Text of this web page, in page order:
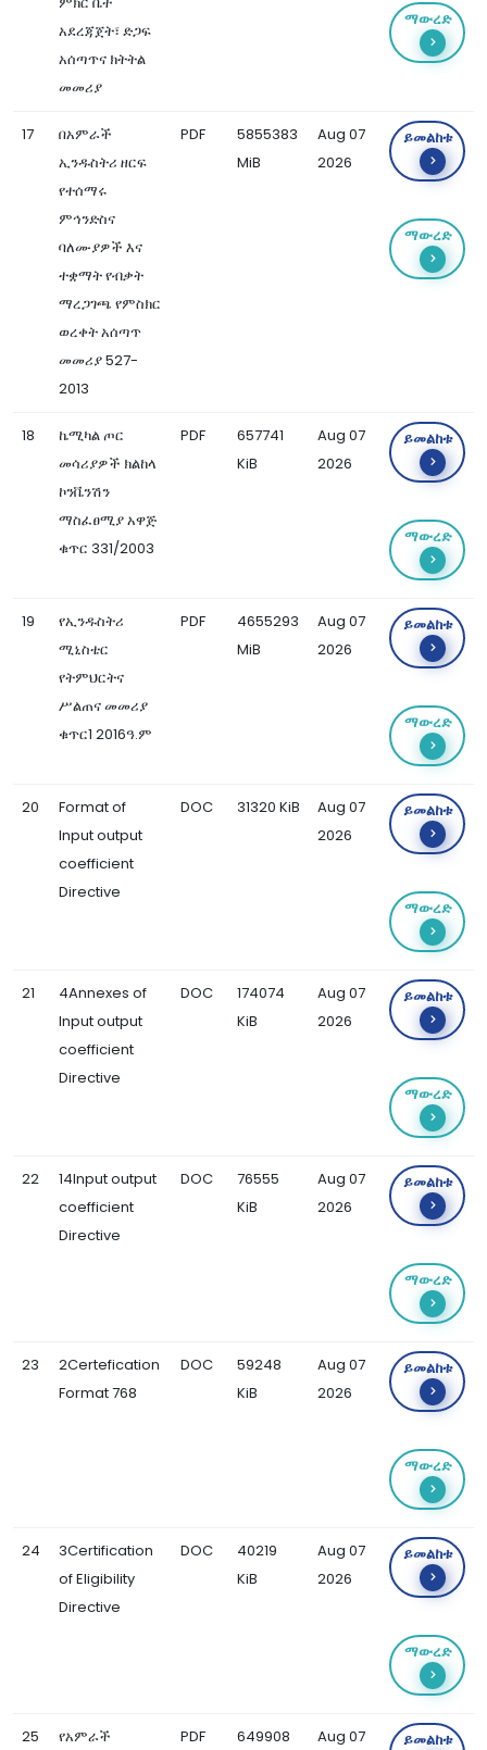
አደረጃጀት፣ ድጋፍ
አሰጣጥና ክትትል
መመሪያ
ማውረድ
17
በአምራች
ኢንዱስትሪ ዘርፍ
የተሰማሩ
ምኅንድስና
ባለሙያዎች እና
ተቋማት የብቃት
ማረጋገጫ የምስክር
ወረቀት አሰጣጥ
መመሪያ 527-
2013
PDF
5855383
MiB
Aug 07
2026
ይመልከቱ
ማውረድ
18
ኬሚካል ጦር
መሳሪያዎች ክልከላ
ኮንቬንሽን
ማስፈፀሚያ አዋጅ
ቁጥር 331/2003
PDF
657741
KiB
Aug 07
2026
ይመልከቱ
ማውረድ
19
የኢንዱስትሪ
ሚኒስቴር
የትምህርትና
ሥልጠና መመሪያ
ቁጥር1 2016ዓ.ም
PDF
4655293
MiB
Aug 07
2026
ይመልከቱ
ማውረድ
20
Format of
Input output
coefficient
Directive
DOC 31320 KiB
Aug 07
2026
ይመልከቱ
ማውረድ
21
4Annexes of
Input output
coefficient
Directive
DOC
174074
KiB
Aug 07
2026
ይመልከቱ
ማውረድ
22
14Input output
coefficient
Directive
DOC
76555
KiB
Aug 07
2026
ይመልከቱ
ማውረድ
23
2Certefication
Format 768
DOC
59248
KiB
Aug 07
2026
ይመልከቱ
ማውረድ
24
3Certification
of Eligibility
Directive
DOC
40219
KiB
Aug 07
2026
ይመልከቱ
ማውረድ
25
የአምራች
PDF
649908
Aug 07
ይመልከቱ